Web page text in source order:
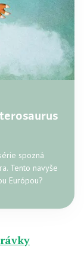
spozná
Tento navyše
Európou?